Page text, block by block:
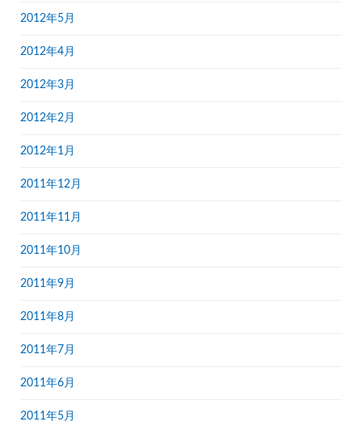
2012年5月
2012年4月
2012年3月
2012年2月
2012年1月
2011年12月
2011年11月
2011年10月
2011年9月
2011年8月
2011年7月
2011年6月
2011年5月